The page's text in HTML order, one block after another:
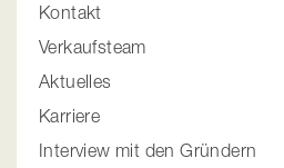
Kontakt
Verkaufsteam
Aktuelles
Karriere
Interview mit den Gründern